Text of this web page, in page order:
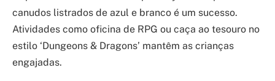
canudos listrados de azul e branco é um sucesso.
Atividades como oficina de RPG ou caça ao tesouro no
estilo ‘Dungeons & Dragons’ mantêm as crianças
engajadas.